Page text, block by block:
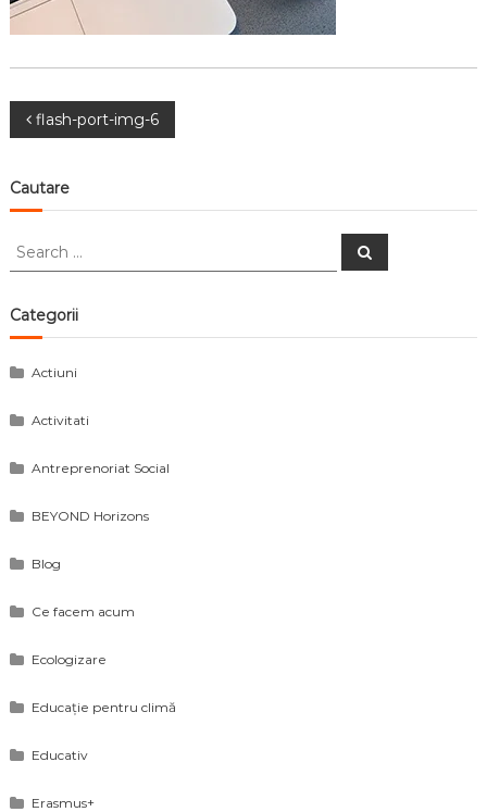
Navigare
în
articole
flash-port-img-6
Cautare
Search
Search
Categorii
Actiuni
Activitati
Antreprenoriat Social
BEYOND Horizons
Blog
Ce facem acum
Ecologizare
Educație pentru climă
Educativ
Erasmus+